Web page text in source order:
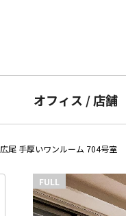
オフィス /店舗
広尾 手厚いワンルーム 704号室
FULL